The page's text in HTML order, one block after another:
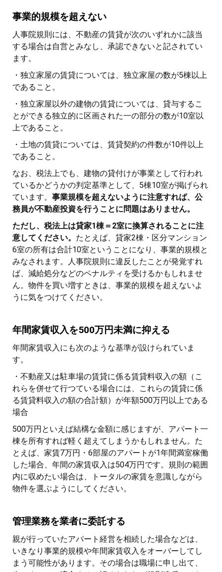
事業的規模を超えない
人事院規則には、不動産の賃貸が次のいずれかに該当
する場合は自営とみなし、承認できないと記されてい
ます。
・独立家屋の賃貸については、独立家屋の数が5棟以上
であること。
・独立家屋以外の建物の賃貸については、貸与するこ
とができる独立的に区画された一の部分の数が10室以
上であること。
・土地の賃貸については、賃貸契約の件数が10件以上
であること。
なお、税法上でも、建物の貸付けが事業として行われ
ているかどうかの判定基準として、5棟10室が掲げられ
ています。 事業規模を超えないように注意すれば、公
務員が不動産投資を行うことに問題はありません。
ただし、税法上は貸家1棟＝2室に換算されることに注
意してください。 たとえば、貸家2棟・区分マンション
6室の所有は合計10室ということになり、事業的規模と
みなされます。人事院規則に違反したことが発覚すれ
ば、減給処分などのペナルティを受けるかもしれませ
ん。物件を買い増すときは、事業的規模を超えないよ
うに気をつけてください。
年間家賃収入を500万円未満に抑える
年間家賃収入にも次のような基準が設けられていま
す。
・不動産又は駐車場の賃貸に係る賃貸料収入の額（こ
れらを併せて行つている場合には、これらの賃貸に係
る賃貸料収入の額の合計額）が年額500万円以上である
場合
500万円といえば結構な金額に感じますが、アパート一
棟を所有すれば軽く超えてしまうかもしれません。た
とえば、家賃7万円・6部屋のアパートが1年間満室稼働
した場合、年間の家賃収入は504万円です。規則の範囲
内に収めたい場合は、トータルの家賃を意識しながら
物件を選ぶようにしてください。
管理業務を業者に委託する
親が行っていたアパート経営を相続した場合などは、
いきなり事業的規模や年間家賃収入をオーバーしてし
まう可能性があります。その場合は職場に申し出て、